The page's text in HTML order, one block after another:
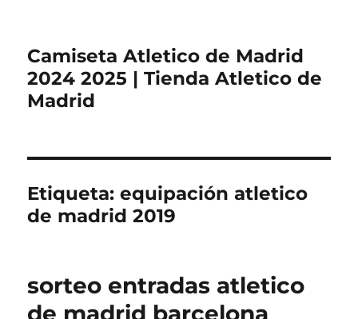
Camiseta Atletico de Madrid
2024 2025 | Tienda Atletico de
Madrid
Etiqueta:equipación atletico
de madrid 2019
sorteo entradas atletico
de madrid barcelona